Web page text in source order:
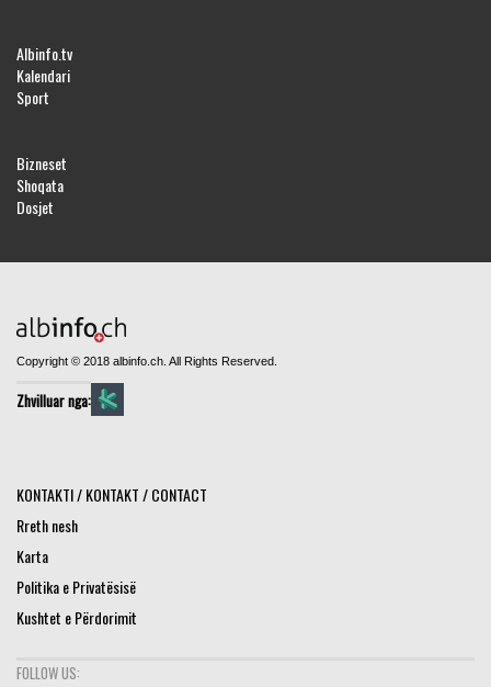
Albinfo.tv
Kalendari
Sport
Bizneset
Shoqata
Dosjet
Copyright © 2018 albinfo.ch. All Rights Reserved.
Zhvilluar nga:
KONTAKTI / KONTAKT / CONTACT
Rreth nesh
Karta
Politika e Privatësisë
Kushtet e Përdorimit
FOLLOW US: